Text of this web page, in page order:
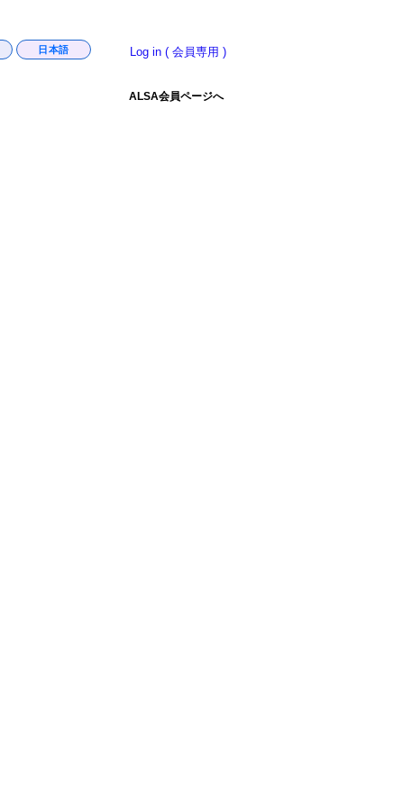
日本語 Log in ( 会員専用 )
ALSA会員ページへ